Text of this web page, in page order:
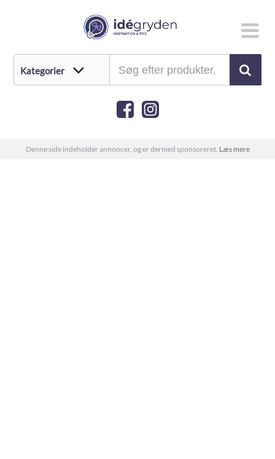
Denne side indeholder annoncer, og er dermed sponsoreret. Læs mere